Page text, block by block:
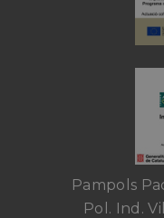
Pampols
Pol. Ind.